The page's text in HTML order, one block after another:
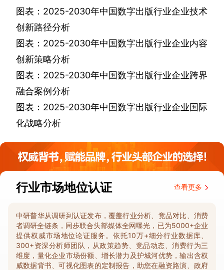
图表： 2025-2030年中国数字出版行业企业技术
创新路径分析
图表： 2025-2030年中国数字出版行业企业内容
创新策略分析
图表： 2025-2030年中国数字出版行业企业跨界
融合案例分析
图表： 2025-2030年中国数字出版行业企业国际
化战略分析
行业市场地位认证 查看更多
中研普华从调研到认证发布，覆盖行业分析、竞品对比、消费
者调研全链条，同步联合头部媒体全网曝光，已为5000+企业
提供权威市场地位论证服务。依托10万+细分行业数据库、
300+资深分析师团队，从政策趋势、竞品动态、消费行为三
维度，量化企业市场份额、增长潜力及护城河优势，输出含权
威数据背书、可视化图表的定制报告，助您在融资路演、政府